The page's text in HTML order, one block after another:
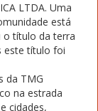
LTDA. Uma
está
o título da terra
este título foi
da TMG
na estrada
cidades,